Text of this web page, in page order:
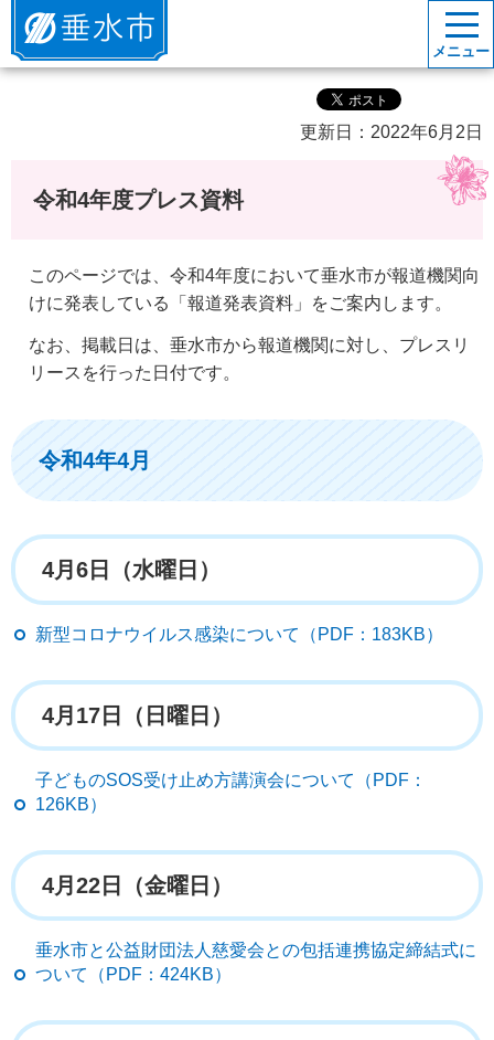
垂水市
メニュー
更新日：2022年6月2日
令和4年度プレス資料
このページでは、令和4年度において垂水市が報道機関向
けに発表している「報道発表資料」をご案内します。
なお、掲載日は、垂水市から報道機関に対し、プレスリ
リースを行った日付です。
令和4年4月
4月6日（水曜日）
新型コロナウイルス感染について（PDF：183KB）
4月17日（日曜日）
子どものSOS受け止め方講演会について（PDF：
126KB）
4月22日（金曜日）
垂水市と公益財団法人慈愛会との包括連携協定締結式に
ついて（PDF：424KB）